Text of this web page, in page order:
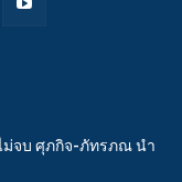
ม่จบ ศุภกิจ-ภัทรภณ นำ